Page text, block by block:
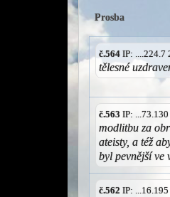
Prosba
č.564 IP: ....224.7
tělesné
č.563 IP:
modlitbu za
ateisty, a též
byl pevnější ve
č.562 IP: